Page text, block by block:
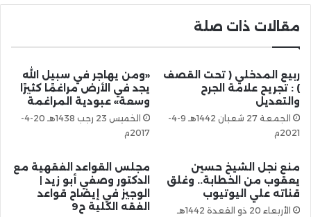
مقالات ذات صلة
ربيع المدخلي ( تحت القصف
) : تجريح علامة الجرح
والتعديل
الجمعة 27 شعبان 1442هـ 9-4-
2021م
«ومن يهاجر في سبيل الله
يجد في الأرض مراغمًا كثيرًا
وسعة» عبودية المراغمة
الخميس 23 رجب 1438هـ 20-4-
2017م
منع نجل الشيخ حسين
يعقوب من الخطابة.. وغلق
قناته علي اليوتيوب
الأربعاء 20 ذو القعدة 1442هـ
مجلس القواعد الفقهية مع
الدكتور وصفي أبو زيد |
الوجيز في إيضاح قواعد
الفقه الكلية ح9